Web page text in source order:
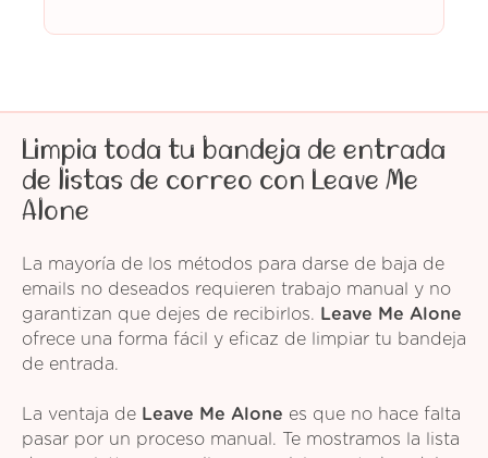
Limpia toda tu bandeja de entrada
de listas de correo con Leave Me
Alone
La mayoría de los métodos para darse de baja de
emails no deseados requieren trabajo manual y no
garantizan que dejes de recibirlos. Leave Me Alone
ofrece una forma fácil y eficaz de limpiar tu bandeja
de entrada.
La ventaja de Leave Me Alone es que no hace falta
pasar por un proceso manual. Te mostramos la lista